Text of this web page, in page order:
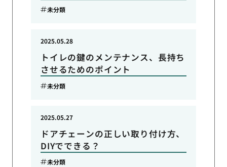
未分類
トイレの鍵のメンテナンス、長持ち
させるためのポイント
2025.05.28
未分類
ドアチェーンの正しい取り付け方、
DIYでできる？
2025.05.27
未分類